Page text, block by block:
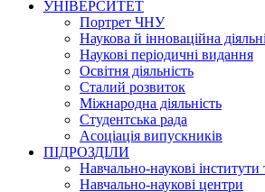
УНІВЕРСИТЕТ
Портрет ЧНУ
Наукова й інноваційна
Наукові періодичні видання
Освітня діяльність
Сталий розвиток
Міжнародна діяльність
Студентська рада
Асоціація випускників
ПІДРОЗДІЛИ
Навчально-наукові інститути
Навчально-наукові центри